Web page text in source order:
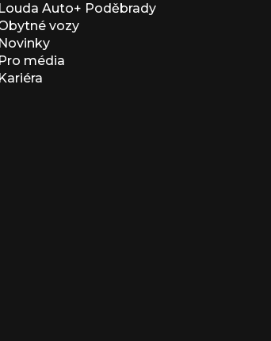
Louda Auto+ Poděbrady
vozy
Novinky
Pro média
Kariéra